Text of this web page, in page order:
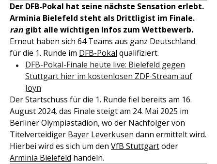
Der DFB-Pokal hat seine nächste Sensation erlebt.
Arminia Bielefeld steht als Drittligist im Finale.
ran gibt alle wichtigen Infos zum Wettbewerb.
Erneut haben sich 64 Teams aus ganz Deutschland
für die 1. Runde im DFB-Pokal qualifiziert.
DFB-Pokal-Finale heute live: Bielefeld gegen
Stuttgart hier im kostenlosen ZDF-Stream auf
Joyn
Der Startschuss für die 1. Runde fiel bereits am 16.
August 2024, das Finale steigt am 24. Mai 2025 im
Berliner Olympiastadion, wo der Nachfolger von
Titelverteidiger Bayer Leverkusen dann ermittelt wird.
Hierbei wird es sich um den VfB Stuttgartoder
Arminia Bielefeld handeln.